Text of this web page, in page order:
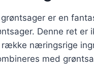
er en
Denne ret er
næringsrige
med